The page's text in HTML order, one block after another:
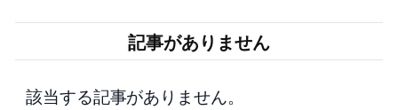
記事がありません
該当する記事がありません。